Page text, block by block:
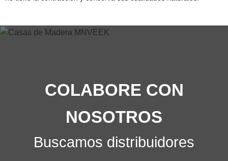
COLABORE CON
NOSOTROS
Buscamos distribuidores